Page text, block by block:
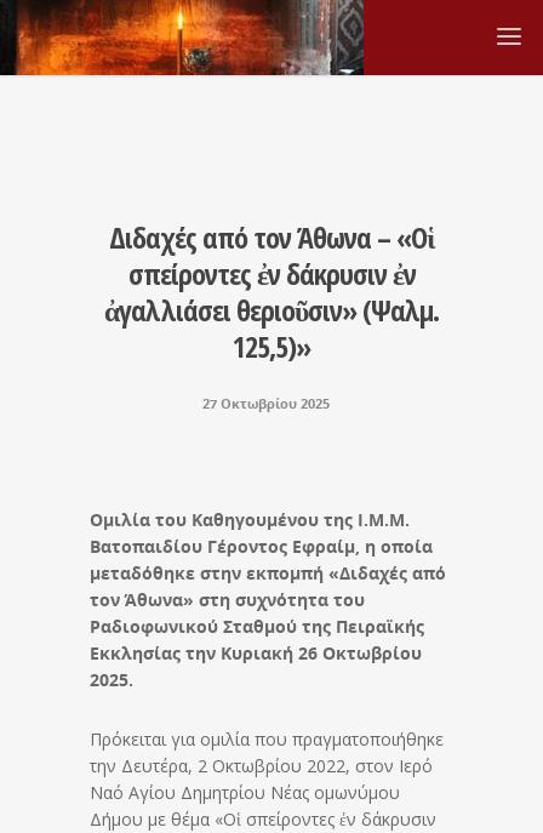
Διδαχές από τον Άθωνα – «Οἱ
σπείροντες ἐν δάκρυσιν ἐν
ἀγαλλιάσει θεριοῦσιν» (Ψαλμ.
125,5)»
27 Οκτωβρίου 2025
Ομιλία του Καθηγουμένου της Ι.Μ.Μ.
Βατοπαιδίου Γέροντος Εφραίμ, η οποία
μεταδόθηκε στην εκπομπή «Διδαχές από
τον Άθωνα» στη συχνότητα του
Ραδιοφωνικού Σταθμού της Πειραϊκής
Εκκλησίας την Κυριακή 26 Οκτωβρίου
2025.
Πρόκειται για ομιλία που πραγματοποιήθηκε
την Δευτέρα, 2 Οκτωβρίου 2022, στον Ιερό
Ναό Αγίου Δημητρίου Νέας ομωνύμου
Δήμου με θέμα «Οἱ σπείροντες ἐν δάκρυσιν